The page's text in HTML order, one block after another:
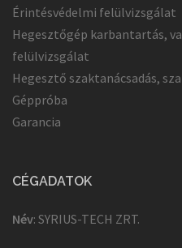
Érintésvédelmi felülvizsgálat
Hegesztőgép karbantartás,
felülvizsgálat
Hegesztő szaktanácsadás,
Géppróba
Garancia
CÉGADATOK
Név: SYRIUS-TECH ZRT.